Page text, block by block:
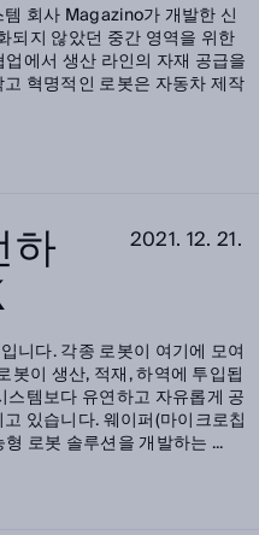
회사 Magazino가 개발한 신
되지 않았던 중간 영역을 위한
에서 생산 라인의 자재 공급을
혁명적인 로봇은 자동차 제작
하 2021. 12. 21.
니다. 각종 로봇이 여기에 모여
봇이 생산, 적재, 하역에 투입됩
템보다 유연하고 자유롭게 공
있습니다. 웨이퍼(마이크로칩
로봇 솔루션을 개발하는 ...